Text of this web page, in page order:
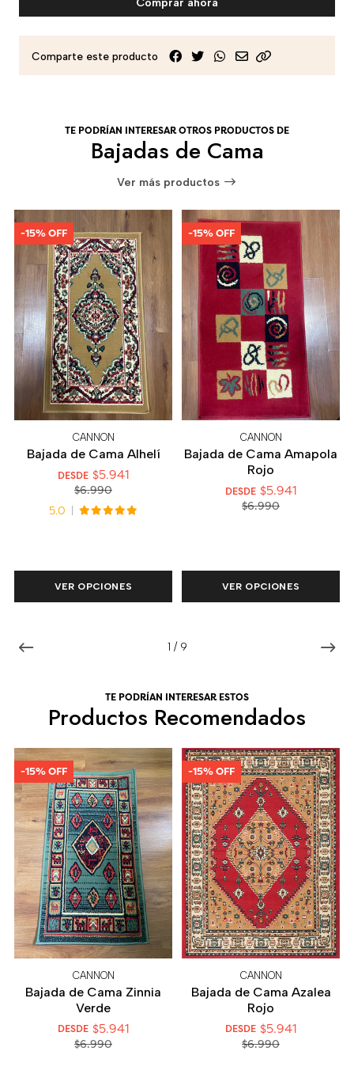
Comparte este producto
TE PODRÍAN INTERESAR OTROS PRODUCTOS DE
Bajadas de Cama
Ver más productos
1 / 9
-15% OFF
CANNON
Bajada de Cama Alhelí
DESDE $5.941
$6.990
5.0
VER OPCIONES
-15% OFF
CANNON
Bajada de Cama Amapola
Rojo
DESDE $5.941
$6.990
VER OPCIONES
TE PODRÍAN INTERESAR ESTOS
Productos Recomendados
-15% OFF
CANNON
Bajada de Cama Zinnia
Verde
DESDE $5.941
$6.990
-15% OFF
CANNON
Bajada de Cama Azalea
Rojo
DESDE $5.941
$6.990